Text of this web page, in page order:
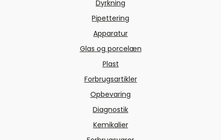
Dyrkning
Pipettering
Apparatur
Glas og porcelæn
Plast
Forbrugsartikler
Opbevaring
Diagnostik
Kemikalier